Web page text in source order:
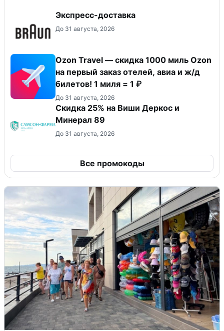
Экспресс-доставка
До 31 августа, 2026
Ozon Travel — скидка 1000 миль Ozon
на первый заказ отелей, авиа и ж/д
билетов! 1 миля = 1 ₽
До 31 августа, 2026
Скидка 25% на Виши Деркос и
Минерал 89
До 31 августа, 2026
Все промокоды